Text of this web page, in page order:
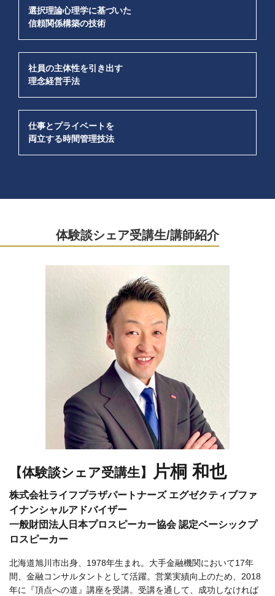
選択理論心理学に基づいた
信頼関係構築の技術
社員の主体性を引き出す
理念経営手法
仕事とプライベートを
両立する時間管理技法
体験談シェア受講生/講師紹介
【体験談シェア受講生】 片桐 和也
株式会社ライフプラザパートナーズ エグゼクティブファ
イナンシャルアドバイザー
一般財団法人日本プロスピーカー協会 認定ベーシックプ
ロスピーカー
北海道旭川市出身、1978年生まれ。大手金融機関において17年
間、金融コンサルタントとして活躍。営業実績向上のため、2018
年に『頂点への道』講座を受講。受講を通して、成功しなければ